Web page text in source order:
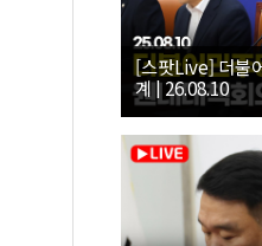
[스팟Live] 더불
계 | 26.08.10